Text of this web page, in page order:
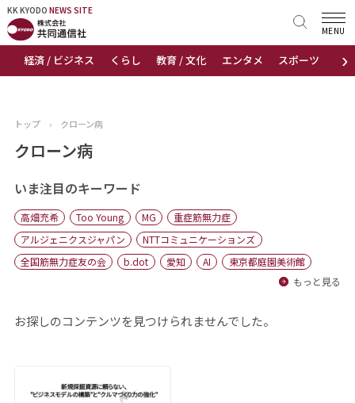
KK KYODO NEWS SITE
›
経済 / ビジネス くらし 教育 / 文化 エンタメ スポーツ 地域
MENU
KK KYODONEWS SITE
トップページ
ニュース
おすすめコンテンツ
出版物
会社概要
トップ › クローン病
クローン病
いま注目のキーワード
高畑充希 Too Young MG
重症筋無力症
アルジェニクスジャパン
NTTコミュニケーションズ
全国筋無力症友の会
b.dot 愛知 AI
東京都庭園美術館
もっと見る
お探しのコンテンツを見つけられませんでした。